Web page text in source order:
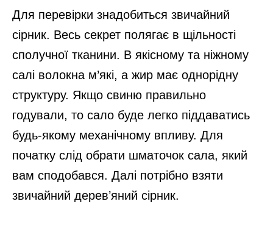
Для перевірки знадобиться звичайний
сірник. Весь секрет полягає в щільності
сполучної тканини. В якісному та ніжному
салі волокна м’які, а жир має однорідну
структуру. Якщо свиню правильно
годували, то сало буде легко піддаватись
будь-якому механічному впливу. Для
початку слід обрати шматочок сала, який
вам сподобався. Далі потрібно взяти
звичайний дерев’яний сірник.